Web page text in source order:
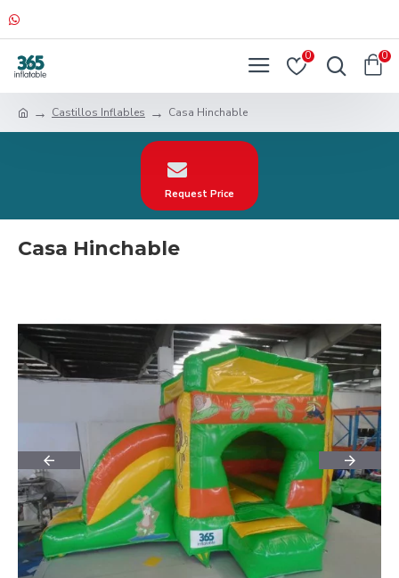
0 0
Castillos Inflables Casa Hinchable
Request Price
Casa Hinchable